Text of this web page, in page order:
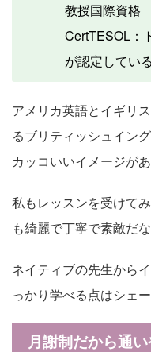
教授国際資格
CertTESOL：
が認定してい
アメリカ英語とイギリ
るブリティッシュイン
カッコいいイメージがあ
私もレッスンを受けて
も綺麗で丁寧で素敵だ
ネイティブの先生から
っかり学べる点はシェ
月謝制だから通